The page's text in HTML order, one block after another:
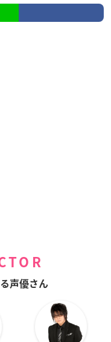
声優さん